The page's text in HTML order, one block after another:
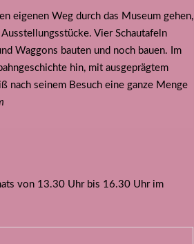
eigenen Weg durch das Museum gehen,
Vier Schautafeln
Waggons bauten und noch bauen. Im
hin, mit ausgeprägtem
nach seinem Besuch eine ganze Menge
von 13.30 Uhr bis 16.30 Uhr im